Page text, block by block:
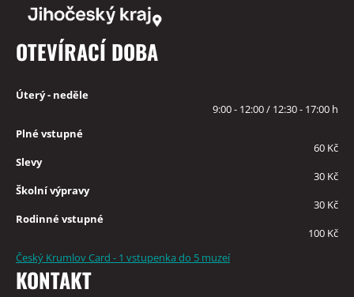
OTEVÍRACÍ DOBA
Úterý - neděle
9:00 - 12:00 / 12:30 - 17:00 h
Plné vstupné
60 Kč
Slevy
30 Kč
Školní výpravy
30 Kč
Rodinné vstupné
100 Kč
Český Krumlov Card - 1 vstupenka do 5 muzeí
KONTAKT